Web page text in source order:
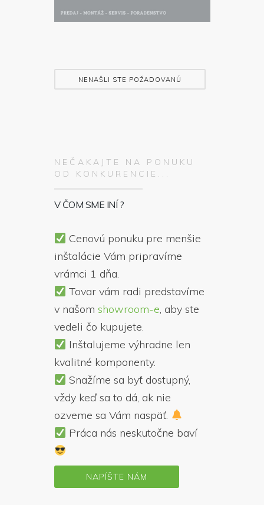
NENAŠLI STE POŽADOVANÚ
NEČAKAJTE NA PONUKU
OD KONKURENCIE...
V ČOM SME INÍ ?
Cenovú ponuku pre menšie
inštalácie Vám pripravíme
vrámci 1 dňa.
Tovar vám radi predstavíme
v našom showroom-e, aby ste
vedeli čo kupujete.
Inštalujeme výhradne len
kvalitné komponenty.
Snažíme sa byť dostupný,
vždy keď sa to dá, ak nie
ozveme sa Vám naspäť.
Práca nás neskutočne baví
NAPÍŠTE NÁM